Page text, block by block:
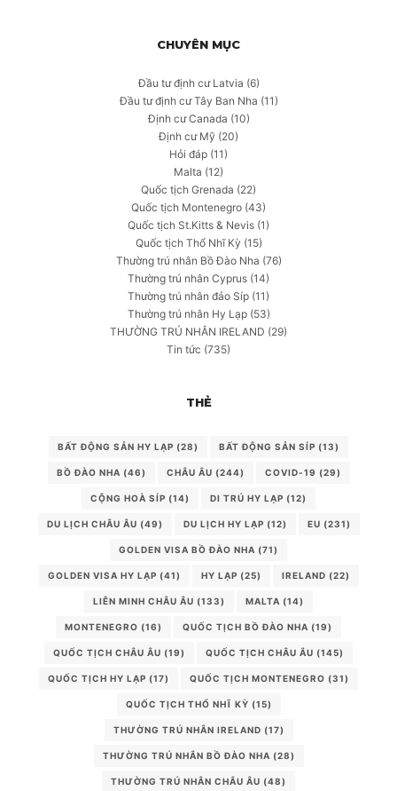
CHUYÊN MỤC
Đầu tư định cư Latvia (6)
Đầu tư định cư Tây Ban Nha (11)
Định cư Canada (10)
Định cư Mỹ (20)
Hỏi đáp (11)
Malta (12)
Quốc tịch Grenada (22)
Quốc tịch Montenegro (43)
Quốc tịch St.Kitts & Nevis (1)
Quốc tịch Thổ Nhĩ Kỳ (15)
Thường trú nhân Bồ Đào Nha (76)
Thường trú nhân Cyprus (14)
Thường trú nhân đảo Síp (11)
Thường trú nhân Hy Lạp(53)
THƯỜNG TRÚ NHÂN IRELAND (29)
Tin tức (735)
THẺ
BẤT ĐỘNG SẢN HY LẠP (28) BẤT ĐỘNG SẢN SÍP (13)
BỒ ĐÀO NHA (46) CHÂU ÂU (244) COVID-19 (29)
CỘNG HOÀ SÍP (14) DI TRÚ HY LẠP (12)
DU LỊCH CHÂU ÂU (49) DU LỊCH HY LẠP (12) EU (231)
GOLDEN VISA BỒ ĐÀO NHA (71)
GOLDEN VISA HY LẠP (41) HY LẠP (25) IRELAND (22)
LIÊN MINH CHÂU ÂU (133) MALTA (14)
MONTENEGRO (16) QUỐC TỊCH BỒ ĐÀO NHA (19)
QUỐC TỊCH CHÂU ÂU (19) QUỐC TỊCH CHÂU ÂU (145)
QUỐC TỊCH HY LẠP (17) QUỐC TỊCH MONTENEGRO (31)
QUỐC TỊCH THỔ NHĨ KỲ (15)
THƯỜNG TRÚ NHÂN IRELAND (17)
THƯỜNG TRÚ NHÂN BỒ ĐÀO NHA (28)
THƯỜNG TRÚ NHÂN CHÂU ÂU (48)